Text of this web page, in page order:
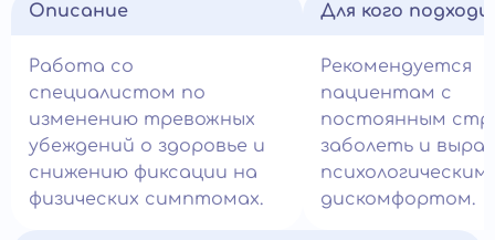
Описание
Работа со
специалистом по
изменению тревожных
убеждений о здоровье и
снижению фиксации на
физических симптомах.
Для кого
Рекомендуется
пациентам с
постоянным
заболеть и
психологическим
дискомфортом.